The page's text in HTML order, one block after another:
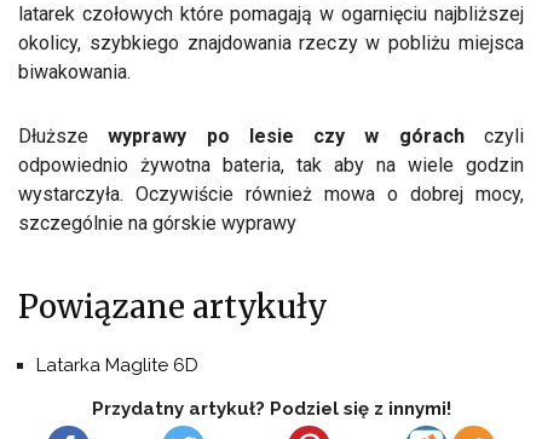
latarek czołowych które pomagają w ogarnięciu najbliższej
okolicy, szybkiego znajdowania rzeczy w pobliżu miejsca
biwakowania.
Dłuższewyprawy po lesie czy w górachczyli
odpowiednio żywotna bateria, tak aby na wiele godzin
wystarczyła. Oczywiście również mowa o dobrej mocy,
szczególnie na górskie wyprawy
Powiązane artykuły
Latarka Maglite 6D
Przydatny artykuł? Podziel się z innymi!